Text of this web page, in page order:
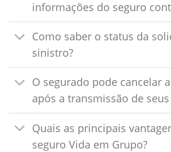
informações do seguro
Como saber o status da
sinistro?
O segurado pode cancelar
após a transmissão de
Quais as principais
seguro Vida em Grupo?